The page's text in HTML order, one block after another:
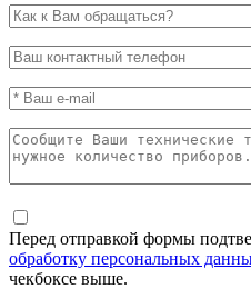
Перед отправкой формы
обработку персональных
чекбоксе выше.